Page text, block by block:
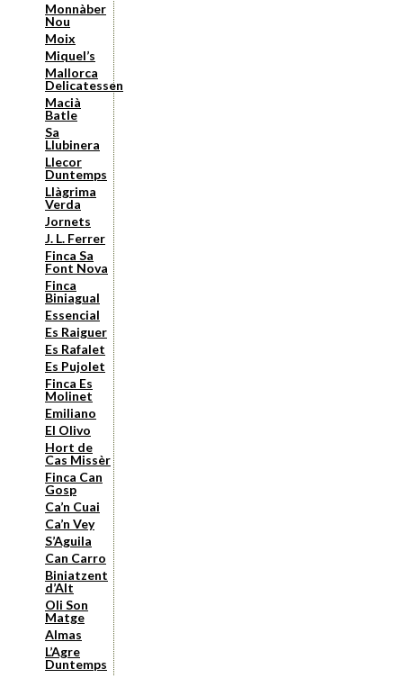
Monnàber
Nou
Moix
Miquel’s
Mallorca
Delicatessen
Macià
Batle
Sa
Llubinera
Llecor
Duntemps
Llàgrima
Verda
Jornets
J. L. Ferrer
Finca Sa
Font Nova
Finca
Biniagual
Essencial
Es Raiguer
Es Rafalet
Es Pujolet
Finca Es
Molinet
Emiliano
El Olivo
Hort de
Cas Missèr
Finca Can
Gosp
Ca’n Cuai
Ca’n Vey
S’Aguila
Can Carro
Biniatzent
d’Alt
Oli Son
Matge
Almas
L’Agre
Duntemps